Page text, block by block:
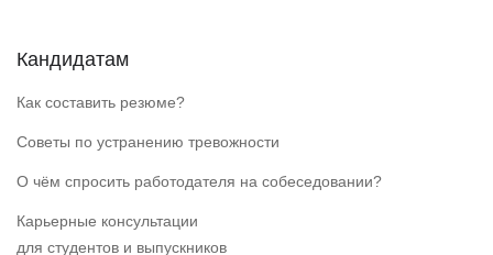
Кандидатам
Как составить резюме?
Советы по устранению тревожности
О чём спросить работодателя на собеседовании?
Карьерные консультации
для студентов и выпускников